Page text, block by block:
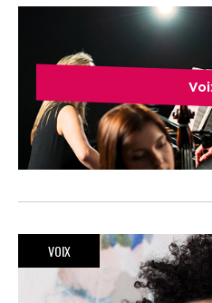
VOIX